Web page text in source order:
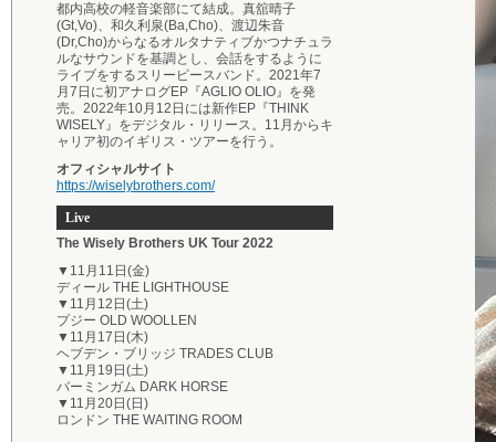
都内高校の軽音楽部にて結成。真舘晴子
(Gt,Vo)、和久利泉(Ba,Cho)、渡辺朱音
(Dr,Cho)からなるオルタナティブかつナチュラ
ルなサウンドを基調とし、会話をするように
ライブをするスリーピースバンド。2021年7
月7日に初アナログEP『AGLIO OLIO』を発
売。2022年10月12日には新作EP『THINK
WISELY』をデジタル・リリース。11月からキ
ャリア初のイギリス・ツアーを行う。
オフィシャルサイト
https://wiselybrothers.com/
Live
The Wisely Brothers UK Tour 2022
▼11月11日(金)
ディール THE LIGHTHOUSE
▼11月12日(土)
プジー OLD WOOLLEN
▼11月17日(木)
ヘブデン・ブリッジ TRADES CLUB
▼11月19日(土)
バーミンガム DARK HORSE
▼11月20日(日)
ロンドン THE WAITING ROOM